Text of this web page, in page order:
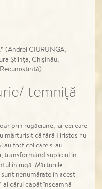
(Andrei CIURUNGA,
Știința, Chișinău,
temniță
prin rugăciune, iar cei care
mărturisit că fără Hristos nu
au fost cei care s-au
transformând supliciul în
în rugă. Mărturiile
nenumărate în acest
al cărui capăt înseamnă